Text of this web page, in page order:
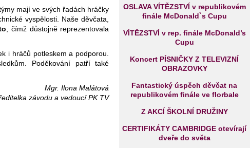
mají ve svých řadách hráčky
vyspělosti. Naše děvčata,
, čímž důstojně reprezentovala
i hráčů potleskem a podporou.
Poděkování patří také
Mgr. Ilona Malátová
závodu a vedoucí PK TV
OSLAVA VÍTĚZSTVÍ v republikovém
finále McDonald`s Cupu
VÍTĚZSTVÍ v rep. finále McDonald’s
Cupu
Koncert PÍSNIČKY Z TELEVIZNÍ
OBRAZOVKY
Fantastický úspěch děvčat na
republikovém finále ve florbale
Z AKCÍ ŠKOLNÍ DRUŽINY
CERTIFIKÁTY CAMBRIDGE otevírají
dveře do světa